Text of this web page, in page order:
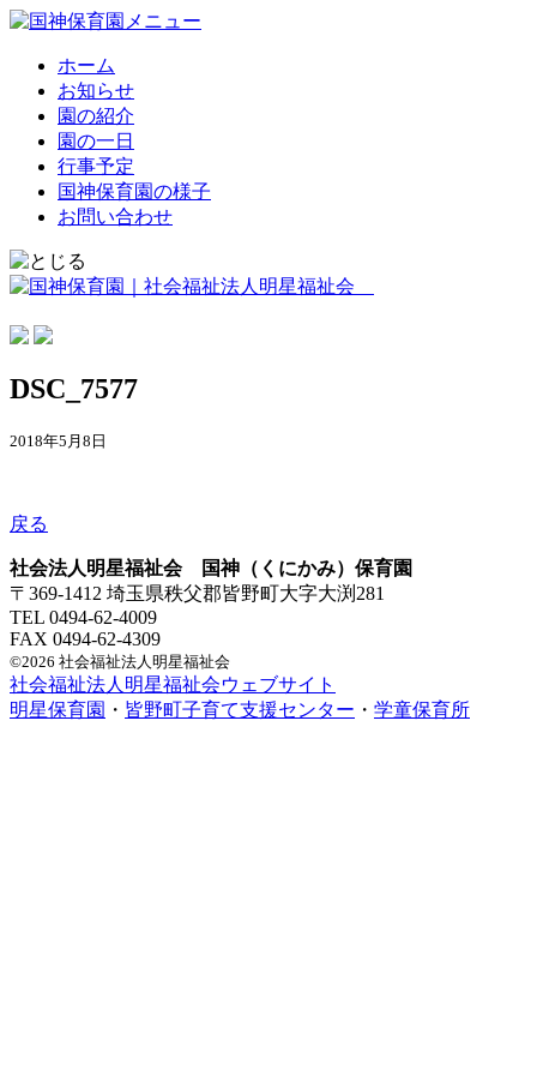
ホーム
お知らせ
園の紹介
園の一日
行事予定
国神保育園の様子
お問い合わせ
DSC_7577
2018年5月8日
戻る
社会法人明星福祉会 国神（くにかみ）保育園
〒369-1412 埼玉県秩父郡皆野町大字大渕281
TEL 0494-62-4009
FAX 0494-62-4309
©2026 社会福祉法人明星福祉会
社会福祉法人明星福祉会ウェブサイト
明星保育園 ・ 皆野町子育て支援センター ・ 学童保育所